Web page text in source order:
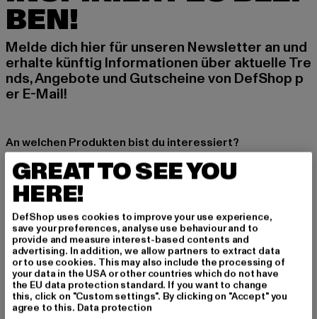
BEN!
Melde dich hier für unseren Newsletter an und
erhalte künftig Informationen über aktuelle Tre
nds, Angebote und Gutscheine von DefShop p
er E-Mail!
An welchen Produkten bist du interessiert?
MÄNNER
FRAUEN
E-MAIL
ANMELDEN
Informationen dazu, wie DefShop mit Deinen Daten umgeht, findest Du
in unserer Datenschutzerklärung. Du kannst Dich jederzeit kostenfei
abmelden.Datenschutzerklärung lesen.
GREAT TO SEE YOU
HERE!
DefShop uses cookies to improve your use experience,
save your preferences, analyse use behaviour and to
provide and measure interest-based contents and
advertising. In addition, we allow partners to extract data
or to use cookies. This may also include the processing of
your data in the USA or other countries which do not have
the EU data protection standard. If you want to change
this, click on "Custom settings". By clicking on "Accept" you
agree to this. Data protection